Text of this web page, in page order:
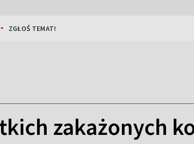
ZGŁOŚ TEMAT!
zakażonych